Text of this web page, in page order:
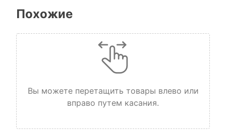
Похожие
Вы можете перетащить товары влево или
вправо путем касания.